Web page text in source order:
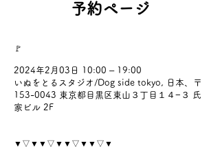
予約ページ
🚩
2024年2月03日 10:00 – 19:00
いぬをとるスタジオ/Dog side tokyo, 日本、〒
153-0043 東京都目黒区東山３丁目１４−３ 氏
家ビル 2F
▼▽▼▼▽▼▼▽▼▼▽▼